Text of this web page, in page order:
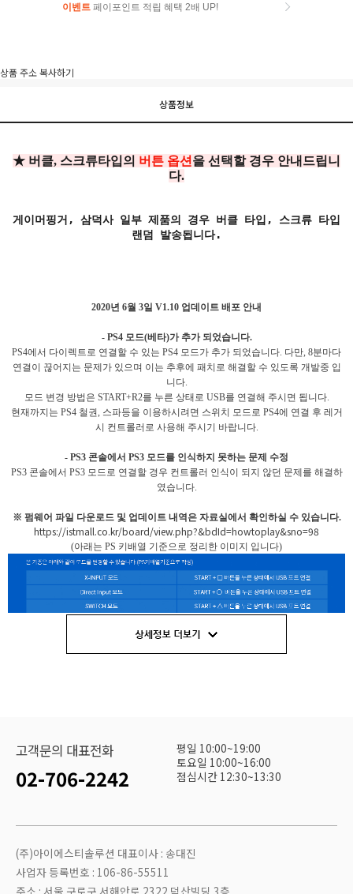
이벤트 페이포인트 적립 혜택 2배 UP!
상품 주소 복사하기
상품정보
★ 버클, 스크류타입의 버튼 옵션 을 선택할 경우 안내드립니
다.
게이머핑거, 삼덕사 일부 제품의 경우 버클 타입, 스크류 타입
랜덤 발송됩니다.
2020년 6월 3일 V1.10 업데이트 배포 안내
- PS4 모드(베타)가 추가 되었습니다.
PS4에서 다이렉트로 연결할 수 있는 PS4 모드가 추가 되었습니다. 다만, 8분마다
연결이 끊어지는 문제가 있으며 이는 추후에 패치로 해결할 수 있도록 개발중 입
니다.
모드 변경 방법은 START+R2를 누른 상태로 USB를 연결해 주시면 됩니다.
현재까지는 PS4 철권, 스파등을 이용하시려면 스위치 모드로 PS4에 연결 후 레거
시 컨트롤러로 사용해 주시기 바랍니다.
- PS3 콘솔에서 PS3 모드를 인식하지 못하는 문제 수정
PS3 콘솔에서 PS3 모드로 연결할 경우 컨트롤러 인식이 되지 않던 문제를 해결하
였습니다.
※ 펌웨어 파일 다운로드 및 업데이트 내역은 자료실에서 확인하실 수 있습니다.
https://istmall.co.kr/board/view.php?&bdId=howtoplay&sno=98
(아래는 PS 키배열 기준으로 정리한 이미지 입니다)
다운로드 링크 :
aT/view?usp=sharing
고객문의 대표전화
02-706-2242
평일 10:00~19:00
토요일 10:00~16:00
점심시간 12:30~13:30
(주)아이에스티솔루션 대표이사 : 송대진
사업자 등록번호 : 106-86-55511
주소 : 서울 구로구 서해안로 2322 덕산빌딩 3층